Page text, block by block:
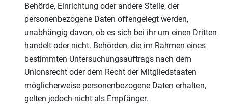
Behörde, Einrichtung oder andere Stelle, der
personenbezogene Daten offengelegt werden,
unabhängig davon, ob es sich bei ihr um einen Dritten
handelt oder nicht. Behörden, die im Rahmen eines
bestimmten Untersuchungsauftrags nach dem
Unionsrecht oder dem Recht der Mitgliedstaaten
möglicherweise personenbezogene Daten erhalten,
gelten jedoch nicht als Empfänger.